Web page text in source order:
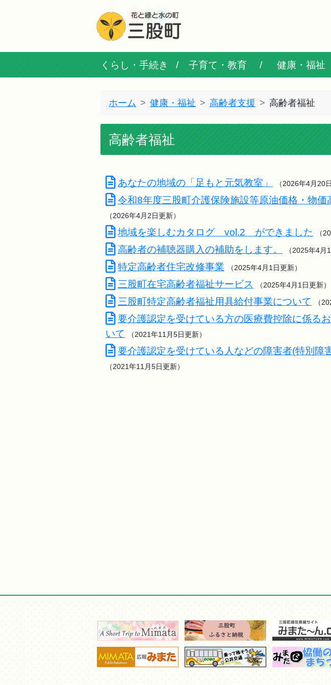
くらし・手続き 子育て・教育 健康・福祉
ホーム 健康・福祉 高齢者支援 高齢者福祉
高齢者福祉
あなたの地域の「足もと元気教室」 （2026年4月20
令和8年度三股町介護保険施設等原油価格・物価
（2026年4月2日更新）
地域を楽しむカタログ vol.2 ができました （
高齢者の補聴器購入の補助をします。 （2025年4月
特定高齢者住宅改修事業 （2025年4月1日更新）
三股町在宅高齢者福祉サービス （2025年4月1日更新）
三股町特定高齢者福祉用具給付事業について （
要介護認定を受けている方の医療費控除に係る
いて
（2021年11月5日更新）
要介護認定を受けている人などの障害者(特別障
（2021年11月5日更新）